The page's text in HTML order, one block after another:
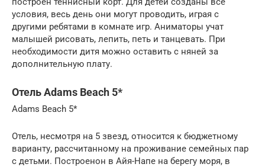
условия, весь день они могут проводить, играя с
другими ребятами в комнате игр. Аниматоры учат
малышей рисовать, лепить, петь и танцевать. При
необходимости дитя можно оставить с няней за
дополнительную плату.
Отель Adams Beach 5*
Adams Beach 5*
Отель, несмотря на 5 звезд, относится к бюджетному
варианту, рассчитанному на проживание семейных пар
с детьми. Построенон в Айя-Напе на берегу моря, в